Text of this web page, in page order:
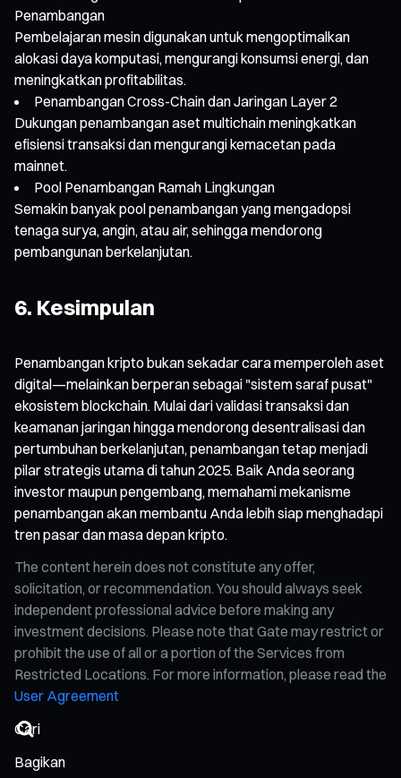
Penambangan
Pembelajaran mesin digunakan untuk mengoptimalkan
alokasi daya komputasi, mengurangi konsumsi energi, dan
meningkatkan profitabilitas.
Penambangan Cross-Chain dan Jaringan Layer 2
Dukungan penambangan aset multichain meningkatkan
efisiensi transaksi dan mengurangi kemacetan pada
mainnet.
Pool Penambangan Ramah Lingkungan
Semakin banyak pool penambangan yang mengadopsi
tenaga surya, angin, atau air, sehingga mendorong
pembangunan berkelanjutan.
6. Kesimpulan
Penambangan kripto bukan sekadar cara memperoleh aset
digital—melainkan berperan sebagai "sistem saraf pusat"
ekosistem blockchain. Mulai dari validasi transaksi dan
keamanan jaringan hingga mendorong desentralisasi dan
pertumbuhan berkelanjutan, penambangan tetap menjadi
pilar strategis utama di tahun 2025. Baik Anda seorang
investor maupun pengembang, memahami mekanisme
penambangan akan membantu Anda lebih siap menghadapi
tren pasar dan masa depan kripto.
The content herein does not constitute any offer,
solicitation, or recommendation. You should always seek
independent professional advice before making any
investment decisions. Please note that Gate may restrict or
prohibit the use of all or a portion of the Services from
Restricted Locations. For more information, please read the
User Agreement
Bagikan